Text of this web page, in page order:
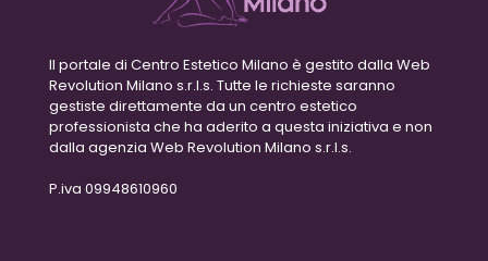
Il portale di Centro Estetico Milano è gestito dalla Web
Revolution Milano s.r.l.s. Tutte le richieste saranno
gestiste direttamente da un centro estetico
professionista che ha aderito a questa iniziativa e non
dalla agenzia Web Revolution Milano s.r.l.s.
P.iva 09948610960